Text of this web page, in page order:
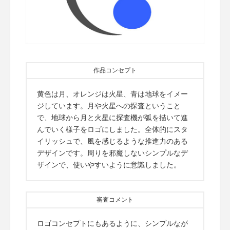
作品コンセプト
黄色は月、オレンジは火星、青は地球をイメー
ジしています。月や火星への探査ということ
で、地球から月と火星に探査機が弧を描いて進
んでいく様子をロゴにしました。全体的にスタ
イリッシュで、風を感じるような推進力のある
デザインです。周りを邪魔しないシンプルなデ
ザインで、使いやすいように意識しました。
審査コメント
ロゴコンセプトにもあるように、シンプルなが